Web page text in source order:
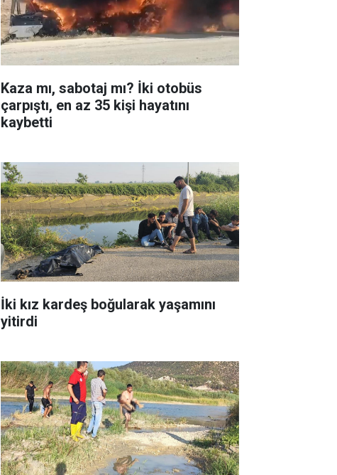
Kaza mı, sabotaj mı? İki otobüs
çarpıştı, en az 35 kişi hayatını
kaybetti
İki kız kardeş boğularak yaşamını
yitirdi